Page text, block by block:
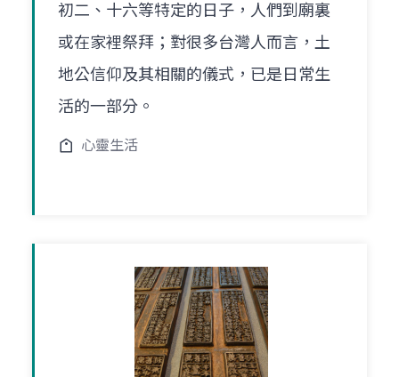
初二、十六等特定的日子，人們到廟裏
或在家裡祭拜；對很多台灣人而言，土
地公信仰及其相關的儀式，已是日常生
活的一部分。
心靈生活